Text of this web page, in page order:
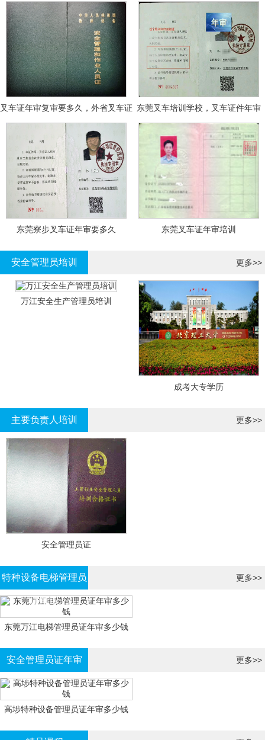
叉车证年审复审要多久，外省叉车证
年审换证
东莞叉车培训学校，叉车证件年审
东莞寮步叉车证年审要多久 东莞叉车证年审培训
安全管理员培训 更多>>
万江安全生产管理员培训
成考大专学历
主要负责人培训 更多>>
安全管理员证
特种设备电梯管理员
证年审
更多>>
东莞万江电梯管理员证年审多少钱
安全管理员证年审 更多>>
高埗特种设备管理员证年审多少钱